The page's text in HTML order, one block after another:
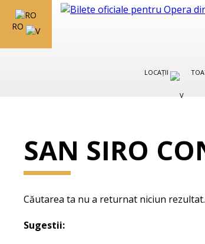
RO
LOCAȚII
SAN SIRO
Căutarea ta nu a returnat niciun rezultat.
Sugestii: